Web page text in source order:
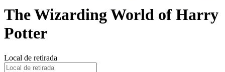
The Wizarding World of Harry
Potter
Local de retirada